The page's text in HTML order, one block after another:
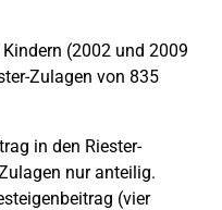
(2002 und 2009
Zulagen von 835
in den Riester-
nur anteilig.
(vier